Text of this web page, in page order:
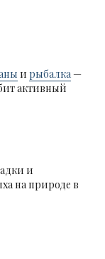
и рыбалка—
активный
и
на природе в